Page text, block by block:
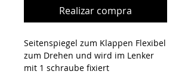
Realizar compra
Seitenspiegel zum Klappen Flexibel
zum Drehen und wird im Lenker
mit 1 schraube fixiert